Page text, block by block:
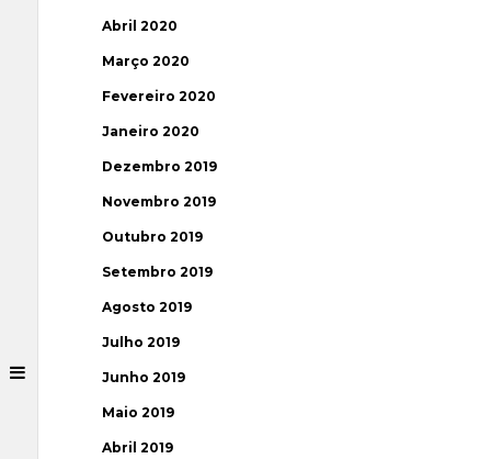
Abril 2020
Março 2020
Fevereiro 2020
Janeiro 2020
Dezembro 2019
Novembro 2019
Outubro 2019
Setembro 2019
Agosto 2019
Julho 2019
Junho 2019
Maio 2019
Abril 2019